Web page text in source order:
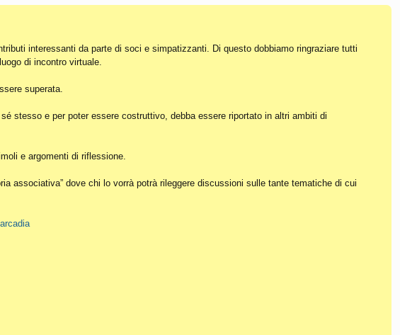
interessanti da parte di soci e simpatizzanti. Di questo dobbiamo ringraziare tutti
di incontro virtuale.
superata.
stesso e per poter essere costruttivo, debba essere riportato in altri ambiti di
e argomenti di riflessione.
associativa” dove chi lo vorrà potrà rileggere discussioni sulle tante tematiche di cui